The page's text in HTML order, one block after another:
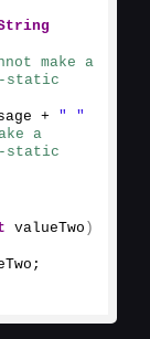
make a
static
+ " "
a
static
valueTwo )